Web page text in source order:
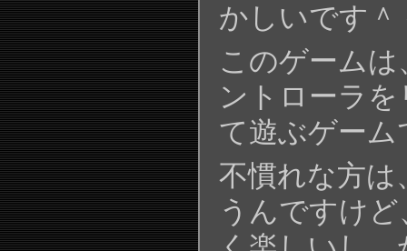
かしいです＾
このゲーム
ントローラ
て遊ぶゲーム
不慣れな方は
うんですけ